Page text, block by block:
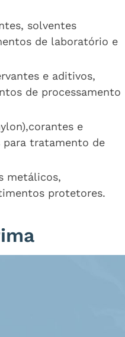
solventes
de laboratório e
e aditivos,
de processamento
e
para tratamento de
metálicos,
protetores.